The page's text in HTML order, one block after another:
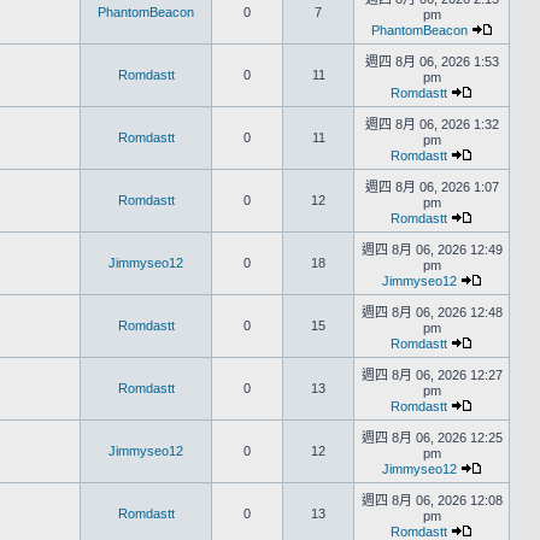
PhantomBeacon 0 7
pm
PhantomBeacon
Romdastt 0 11
週四 8月 06, 2026 1:53
pm
Romdastt
Romdastt 0 11
週四 8月 06, 2026 1:32
pm
Romdastt
Romdastt 0 12
週四 8月 06, 2026 1:07
pm
Romdastt
Jimmyseo12 0 18
週四 8月 06, 2026 12:49
pm
Jimmyseo12
Romdastt 0 15
週四 8月 06, 2026 12:48
pm
Romdastt
Romdastt 0 13
週四 8月 06, 2026 12:27
pm
Romdastt
Jimmyseo12 0 12
週四 8月 06, 2026 12:25
pm
Jimmyseo12
Romdastt 0 13
週四 8月 06, 2026 12:08
pm
Romdastt